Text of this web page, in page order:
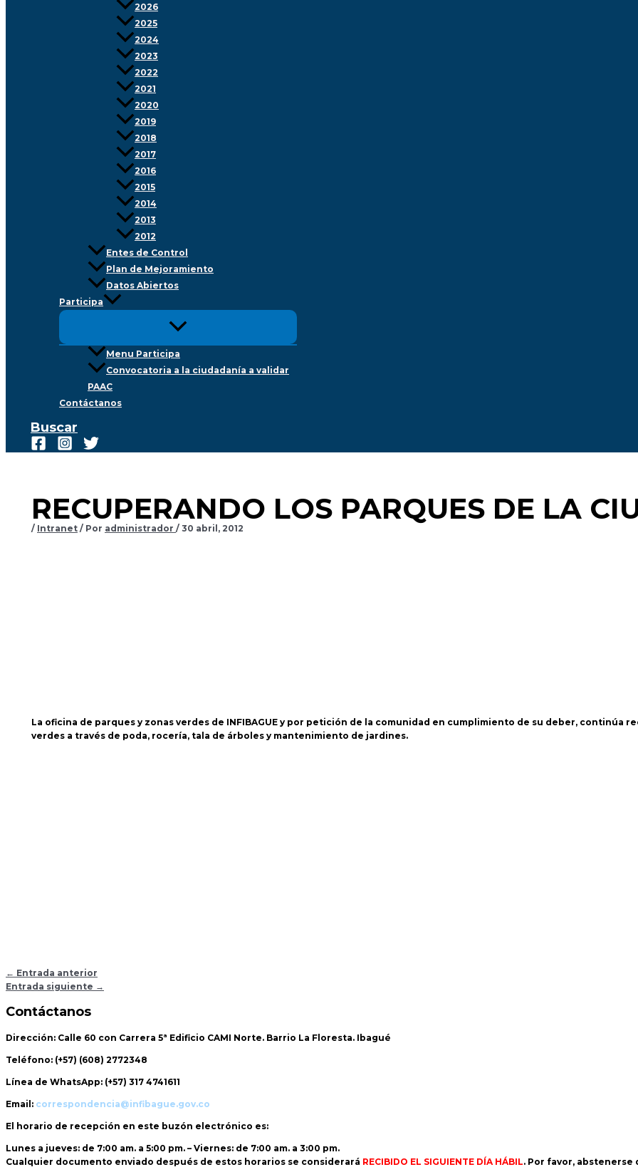
2026
2025
2024
2023
2022
2021
2020
2019
2018
2017
2016
2015
2014
2013
2012
Entes de Control
Plan de Mejoramiento
Datos Abiertos
Participa
Menu Participa
Convocatoria a la ciudadanía a validar
PAAC
Contáctanos
Buscar
RECUPERANDO LOS PARQUES DE LA
/ Intranet / Por administrador / 30 abril, 2012
La oficina de parques y zonas verdes de INFIBAGUE y por petición de la comunidad en cumplimiento de su deber, continúa
verdes a través de poda, rocería, tala de árboles y mantenimiento de jardines.
← Entrada anterior
Entrada siguiente →
Contáctanos
Dirección: Calle 60 con Carrera 5ª Edificio CAMI Norte. Barrio La Floresta. Ibagué
Teléfono: (+57) (608) 2772348
Línea de WhatsApp: (+57) 317 4741611
Email: correspondencia@infibague.gov.co
El horario de recepción en este buzón electrónico es:
Lunes a jueves: de 7:00 am. a 5:00 pm. – Viernes: de 7:00 am. a 3:00 pm.
Cualquier documento enviado después de estos horarios se considerará RECIBIDO EL SIGUIENTE DÍA HÁBIL. Por favor,